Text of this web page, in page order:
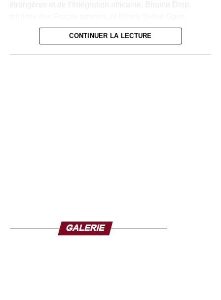
étrangères et de l’Intégration africaine, Birame Diop,
ministre des Sports — Le chef du gouvernement
sénégalais a multiplié les échanges diplomatiques au
Ousmane Sonko, dans ses déclarations, souhaite une
CONTINUER LA LECTURE